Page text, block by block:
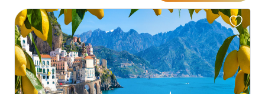
További érdekességekért Olaszországról kattintson
ide.